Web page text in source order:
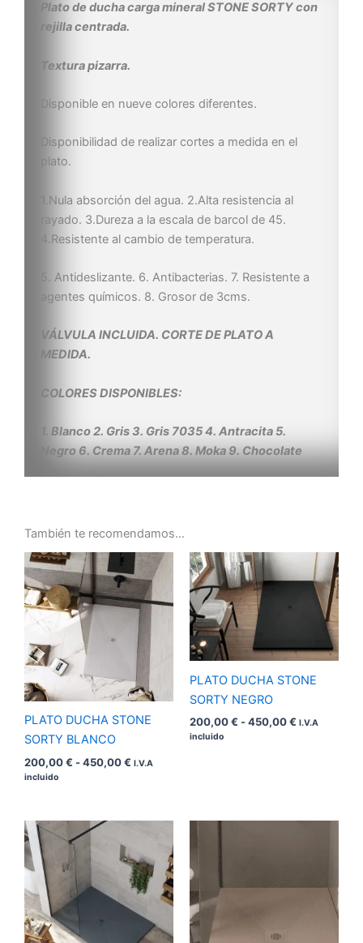
Plato de ducha carga mineral STONE SORTY con
rejilla centrada.
Textura pizarra.
Disponible en nueve colores diferentes.
Disponibilidad de realizar cortes a medida en el
plato.
1.Nula absorción del agua. 2.Alta resistencia al
rayado. 3.Dureza a la escala de barcol de 45.
4.Resistente al cambio de temperatura.
5. Antideslizante. 6. Antibacterias. 7. Resistente a
agentes químicos. 8. Grosor de 3cms.
VÁLVULA INCLUIDA. CORTE DE PLATO A
MEDIDA.
COLORES DISPONIBLES:
1. Blanco 2. Gris 3. Gris 7035 4. Antracita 5.
Negro 6. Crema 7. Arena 8. Moka 9. Chocolate
También te recomendamos…
PLATO DUCHA STONE
SORTY BLANCO
200,00€ -450,00€
Rango
de
precios:
desde
200,00 €
450,00 €
I.V.A
incluido
PLATO DUCHA STONE
SORTY NEGRO
200,00€ -450,00€
Rango
precios:
desde
200,00 €
450,00 €
I.V.A
incluido
precios:
desde
200,00 €
hasta
450,00 €
450,00 €